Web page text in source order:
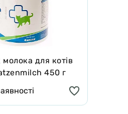
для котів
450 г